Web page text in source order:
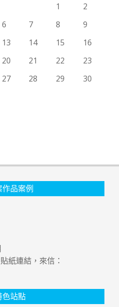
1
2
6 7 8
9
13 14 15
16
20 21 22
23
27 28 29
30
作品案例
紙連結，來信：
色站點